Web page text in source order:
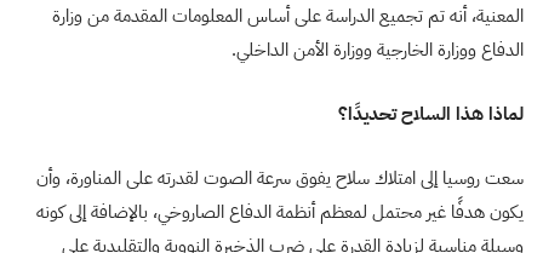
المعنية، أنه تم تجميع الدراسة على أساس المعلومات المقدمة من وزارة
الدفاع ووزارة الخارجية ووزارة الأمن الداخلي.
لماذا هذا السلاح تحديدًا؟
سعت روسيا إلى امتلاك سلاح يفوق سرعة الصوت لقدرته على المناورة، وأن
يكون هدفًا غير محتمل لمعظم أنظمة الدفاع الصاروخي، بالإضافة إلى كونه
وسيلة مناسبة لزيادة القدرة على ضرب الذخيرة النووية والتقليدية على